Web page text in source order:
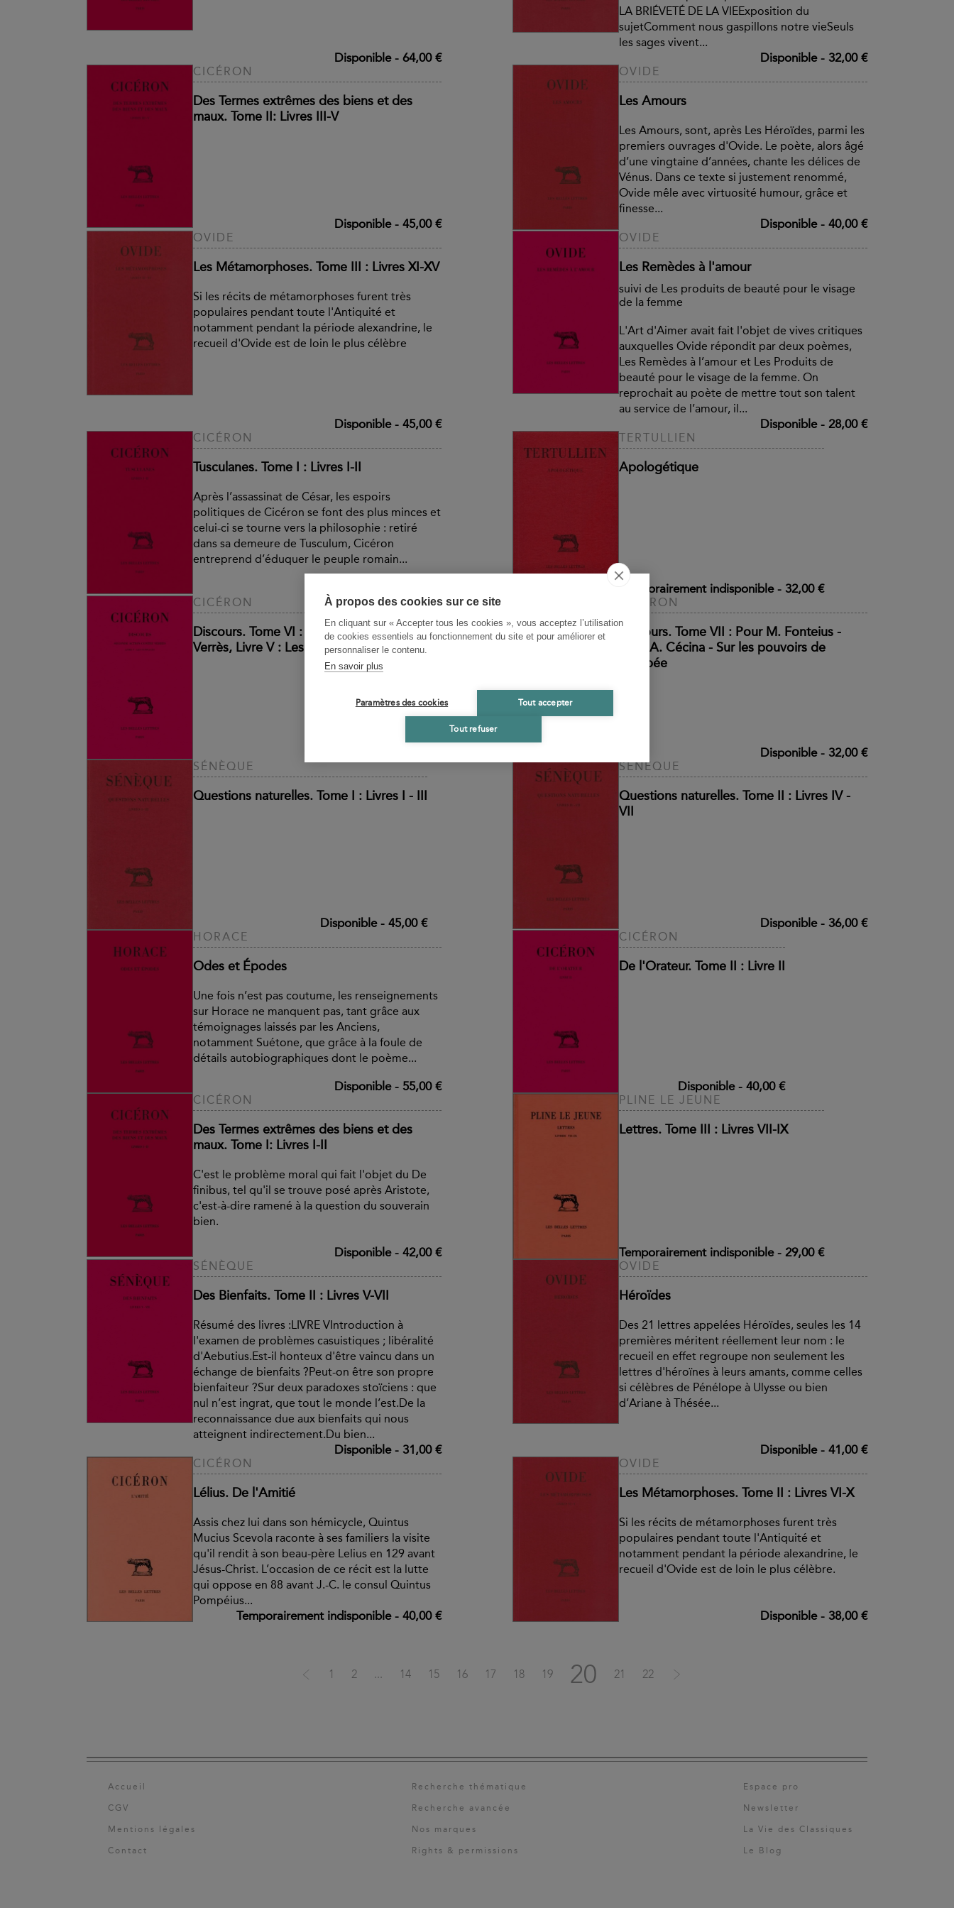
À propos des cookies sur ce site
En cliquant sur « Accepter tous les cookies », vous acceptez l’utilisation
de cookies essentiels au fonctionnement du site et pour améliorer et
personnaliser le contenu.
En savoir plus
Paramètres des cookies Tout accepter
Tout refuser
Disponible- 64,00 €
LA BRIÉVETÉ DE LA VIEExposition du
sujetComment nous gaspillons notre vieSeuls
les sages vivent...
Disponible- 32,00 €
CICÉRON
Des Termes extrêmes des biens et des
maux. Tome II: Livres III-V
Disponible- 45,00 €
OVIDE
Les Amours
Les Amours, sont, après Les Héroïdes, parmi les
premiers ouvrages d'Ovide. Le poète, alors âgé
d’une vingtaine d’années, chante les délices de
Vénus. Dans ce texte si justement renommé,
Ovide mêle avec virtuosité humour, grâce et
finesse...
Disponible- 40,00 €
OVIDE
Les Métamorphoses. Tome III : Livres XI-XV
Si les récits de métamorphoses furent très
populaires pendant toute l'Antiquité et
notamment pendant la période alexandrine, le
recueil d'Ovide est de loin le plus célèbre
Disponible- 45,00 €
OVIDE
Les Remèdes à l'amour
suivi de Les produits de beauté pour le visage
de la femme
L'Art d'Aimer avait fait l'objet de vives critiques
auxquelles Ovide répondit par deux poèmes,
Les Remèdes à l’amour et Les Produits de
beauté pour le visage de la femme. On
reprochait au poète de mettre tout son talent
au service de l’amour, il...
Disponible- 28,00 €
CICÉRON
Tusculanes. Tome I : Livres I-II
Après l’assassinat de César, les espoirs
politiques de Cicéron se font des plus minces et
celui-ci se tourne vers la philosophie : retiré
dans sa demeure de Tusculum, Cicéron
entreprend d’éduquer le peuple romain...
TERTULLIEN
Apologétique
Temporairement indisponible- 32,00 €
CICÉRON
Discours. Tome VI : Seconde action contre
Verrès, Livre V : Les supplices
CICÉRON
Discours. Tome VII : Pour M. Fonteius -
Pour A. Cécina - Sur les pouvoirs de
Pompée
Disponible- 32,00 €
SÉNÈQUE
Questions naturelles. Tome I : Livres I - III
Disponible- 45,00 €
SÉNÈQUE
Questions naturelles. Tome II : Livres IV -
VII
Disponible- 36,00 €
HORACE
Odes et Épodes
Une fois n’est pas coutume, les renseignements
sur Horace ne manquent pas, tant grâce aux
témoignages laissés par les Anciens,
notamment Suétone, que grâce à la foule de
détails autobiographiques dont le poème...
Disponible- 55,00 €
CICÉRON
De l'Orateur. Tome II : Livre II
Disponible- 40,00 €
CICÉRON
Des Termes extrêmes des biens et des
maux. Tome I: Livres I-II
C'est le problème moral qui fait l'objet du De
finibus, tel qu'il se trouve posé après Aristote,
c'est-à-dire ramené à la question du souverain
bien.
Disponible- 42,00 €
PLINE LE JEUNE
Lettres. Tome III : Livres VII-IX
Temporairement indisponible- 29,00 €
SÉNÈQUE
Des Bienfaits. Tome II : Livres V-VII
Résumé des livres :LIVRE VIntroduction à
l'examen de problèmes casuistiques ; libéralité
d'Aebutius.Est-il honteux d'être vaincu dans un
échange de bienfaits ?Peut-on être son propre
bienfaiteur ?Sur deux paradoxes stoïciens : que
nul n’est ingrat, que tout le monde l’est.De la
reconnaissance due aux bienfaits qui nous
atteignent indirectement.Du bien...
Disponible- 31,00 €
OVIDE
Héroïdes
Des 21 lettres appelées Héroïdes, seules les 14
premières méritent réellement leur nom : le
recueil en effet regroupe non seulement les
lettres d'héroïnes à leurs amants, comme celles
si célèbres de Pénélope à Ulysse ou bien
d’Ariane à Thésée...
Disponible- 41,00 €
CICÉRON
Lélius. De l'Amitié
Assis chez lui dans son hémicycle, Quintus
Mucius Scevola raconte à ses familiers la visite
qu'il rendit à son beau-père Lelius en 129 avant
Jésus-Christ. L’occasion de ce récit est la lutte
qui oppose en 88 avant J.-C. le consul Quintus
Pompéius...
Temporairement indisponible- 40,00 €
OVIDE
Les Métamorphoses. Tome II : Livres VI-X
Si les récits de métamorphoses furent très
populaires pendant toute l'Antiquité et
notamment pendant la période alexandrine, le
recueil d'Ovide est de loin le plus célèbre.
Disponible- 38,00 €
1 2 ... 14 15 16 17 18 19 20 21 22
Accueil
CGV
Mentions légales
Contact
Recherche thématique
Recherche avancée
Nos marques
Rights & permissions
Espace pro
Newsletter
La Vie des Classiques
Le Blog